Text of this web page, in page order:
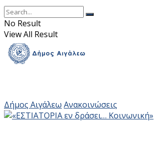
No Result
View All Result
Δήμος Αιγάλεω Ανακοινώσεις